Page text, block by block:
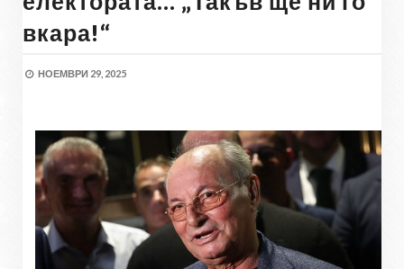
вкара!“
НОЕМВРИ 29, 2025